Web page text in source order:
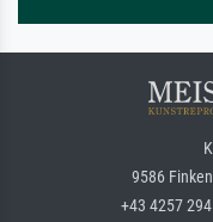
9586
+43 4257